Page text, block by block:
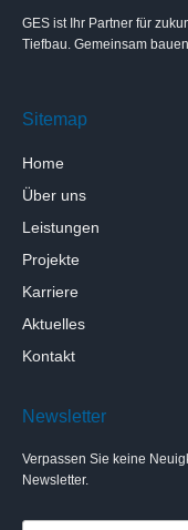
GES ist Ihr Partner für
Tiefbau. Gemeinsam
Sitemap
Home
Über uns
Leistungen
Projekte
Karriere
Aktuelles
Kontakt
Newsletter
Verpassen Sie keine
Newsletter.